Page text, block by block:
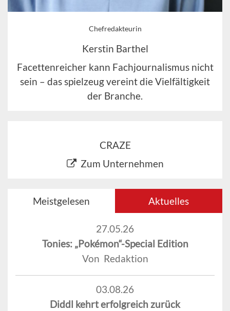
Chefredakteurin
Kerstin Barthel
Facettenreicher kann Fachjournalismus nicht
sein – das spielzeug vereint die Vielfältigkeit
der Branche.
CRAZE
Zum Unternehmen
Meistgelesen Aktuelles
27.05.26
Tonies: „Pokémon“-Special Edition
Von Redaktion
03.08.26
Diddl kehrt erfolgreich zurück